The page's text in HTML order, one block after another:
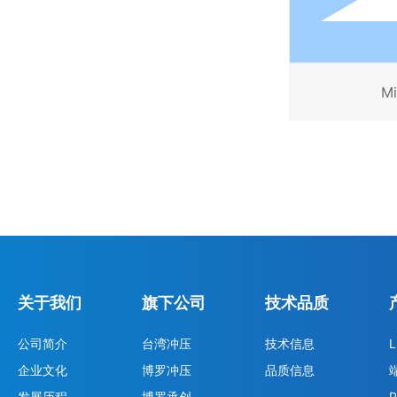
关于我们
公司简介
企业文化
旗下公司
台湾冲压
博罗冲压
技术品质
技术信息
品质信息